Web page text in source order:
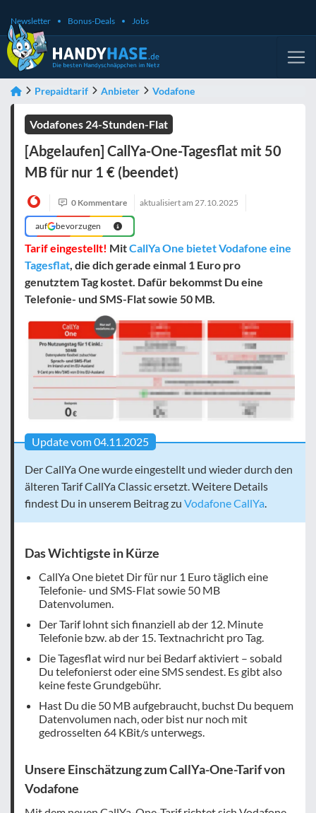
Newsletter Bonus-Deals Jobs
Prepaidtarif Anbieter Vodafone
Vodafones 24-Stunden-Flat
[Abgelaufen] CallYa-One-Tagesflat mit 50
MB für nur 1 € (beendet)
0 Kommentare aktualisiert am27.10.2025
auf bevorzugen
Tarif eingestellt! MitCallYa One bietet Vodafone eine
Tagesflat, die dich gerade einmal 1 Euro pro
genutztem Tag kostet. Dafür bekommst Du eine
Telefonie- und SMS-Flat sowie 50 MB.
Update vom 04.11.2025
Der CallYa One wurde eingestellt und wieder durch den
älteren Tarif CallYa Classic ersetzt. Weitere Details
findest Du in unserem Beitrag zu Vodafone CallYa.
Das Wichtigste in Kürze
CallYa One bietet Dir für nur 1 Euro täglich eine
Telefonie- und SMS-Flat sowie 50 MB
Datenvolumen.
Der Tarif lohnt sich finanziell ab der 12. Minute
Telefonie bzw. ab der 15. Textnachricht pro Tag.
Die Tagesflat wird nur bei Bedarf aktiviert – sobald
Du telefonierst oder eine SMS sendest. Es gibt also
keine feste Grundgebühr.
Hast Du die 50 MB aufgebraucht, buchst Du bequem
Datenvolumen nach, oder bist nur noch mit
gedrosselten 64 KBit/s unterwegs.
Unsere Einschätzung zum CallYa-One-Tarif von
Vodafone